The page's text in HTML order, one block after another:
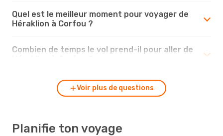
Quel est le meilleur moment pour voyager de
Héraklion à Corfou ?
Combien de temps le vol prend-il pour aller de
Voir plus de questions
Planifie ton voyage